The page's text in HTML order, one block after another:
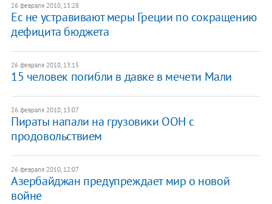
26 февраля 2010, 13:28
Ес не устравивают меры Греции по сокращению
дефицита бюджета
26 февраля 2010, 13:15
15 человек погибли в давке в мечети Мали
26 февраля 2010, 13:07
Пираты напали на грузовики ООН с
продовольствием
26 февраля 2010, 12:07
Азербайджан предупреждает мир о новой
войне